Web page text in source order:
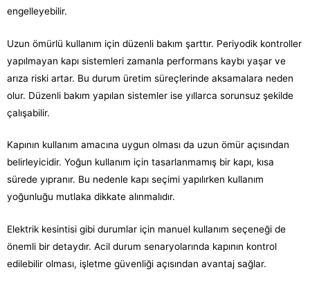
engelleyebilir.
Uzun ömürlü kullanım için düzenli bakım şarttır. Periyodik kontroller
yapılmayan kapı sistemleri zamanla performans kaybı yaşar ve
arıza riski artar. Bu durum üretim süreçlerinde aksamalara neden
olur. Düzenli bakım yapılan sistemler ise yıllarca sorunsuz şekilde
çalışabilir.
Kapının kullanım amacına uygun olması da uzun ömür açısından
belirleyicidir. Yoğun kullanım için tasarlanmamış bir kapı, kısa
sürede yıpranır. Bu nedenle kapı seçimi yapılırken kullanım
yoğunluğu mutlaka dikkate alınmalıdır.
Elektrik kesintisi gibi durumlar için manuel kullanım seçeneği de
önemli bir detaydır. Acil durum senaryolarında kapının kontrol
edilebilir olması, işletme güvenliği açısından avantaj sağlar.